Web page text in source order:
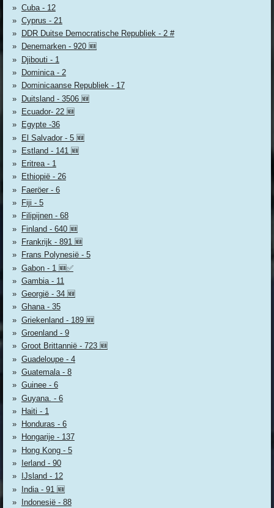
Cuba - 12
Cyprus - 21
DDR Duitse Democratische Republiek - 2 #
Denemarken - 920 🆕
Djibouti - 1
Dominica - 2
Dominicaanse Republiek - 17
Duitsland - 3506 🆕
Ecuador- 22 🆕
Egypte -36
El Salvador - 5 🆕
Estland - 141 🆕
Eritrea - 1
Ethiopië - 26
Faeröer - 6
Fiji - 5
Filipijnen - 68
Finland - 640 🆕
Frankrijk - 891 🆕
Frans Polynesië - 5
Gabon - 1 🆕✅
Gambia - 11
Georgië - 34 🆕
Ghana - 35
Griekenland - 189 🆕
Groenland - 9
Groot Brittannië - 723 🆕
Guadeloupe - 4
Guatemala - 8
Guinee - 6
Guyana. - 6
Haiti - 1
Honduras - 6
Hongarije - 137
Hong Kong - 5
Ierland - 90
IJsland - 12
India - 91 🆕
Indonesië - 88